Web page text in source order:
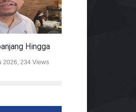
2026, 234 Views